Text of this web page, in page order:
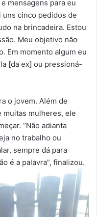
mensagens para eu
uns cinco pedidos de
na brincadeira. Estou
Meu objetivo não
Em momento algum eu
[da ex] ou pressioná-
o jovem. Além de
muitas mulheres, ele
“Não adianta
no trabalho ou
sempre dá para
é a palavra”, finalizou.